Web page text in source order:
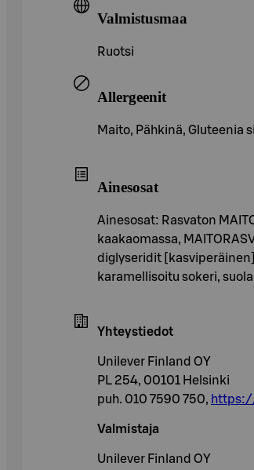
Valmistusmaa
Ruotsi
Allergeenit
Maito, Pähkinä, Gluteenia
Ainesosat
Ainesosat: Rasvaton
kaakaomassa,
diglyseridit
karamellisoitu sokeri,
Yhteystiedot
Unilever Finland OY
PL 254, 00101 Helsinki
puh. 010 7590 750,
Valmistaja
Unilever Finland OY